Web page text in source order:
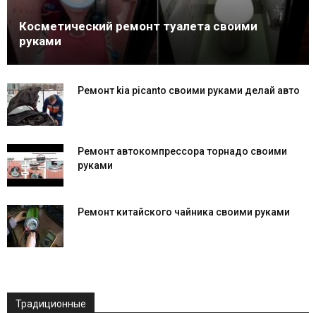
Косметический ремонт туалета своими
руками
Ремонт kia picanto своими руками делай авто
Ремонт автокомпрессора торнадо своими
руками
Ремонт китайского чайника своими руками
Традиционные